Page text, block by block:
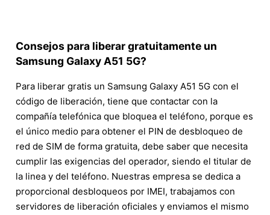
Consejos para liberar gratuitamente un
Samsung Galaxy A51 5G?
Para liberar gratis un Samsung Galaxy A51 5G con el
código de liberación, tiene que contactar con la
compañía telefónica que bloquea el teléfono, porque es
el único medio para obtener el PIN de desbloqueo de
red de SIM de forma gratuita, debe saber que necesita
cumplir las exigencias del operador, siendo el titular de
la linea y del teléfono. Nuestras empresa se dedica a
proporcional desbloqueos por IMEI, trabajamos con
servidores de liberación oficiales y enviamos el mismo